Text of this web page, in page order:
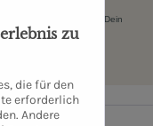
. Danke für Dein
zu
die für den
erforderlich
Andere